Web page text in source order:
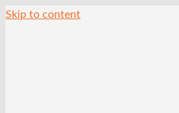
Skip to content